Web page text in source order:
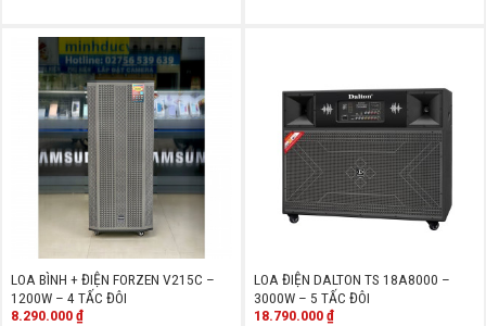
LOA BÌNH + ĐIỆN FORZEN V215C –
1200W – 4 TẤC ĐÔI
8.290.000₫
LOA ĐIỆN DALTON TS 18A8000 –
3000W – 5 TẤC ĐÔI
18.790.000₫